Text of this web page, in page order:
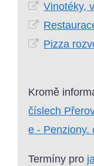
Vinotéky,
Pizza
Kromě
číslech
e - Penziony.
Termíny pro